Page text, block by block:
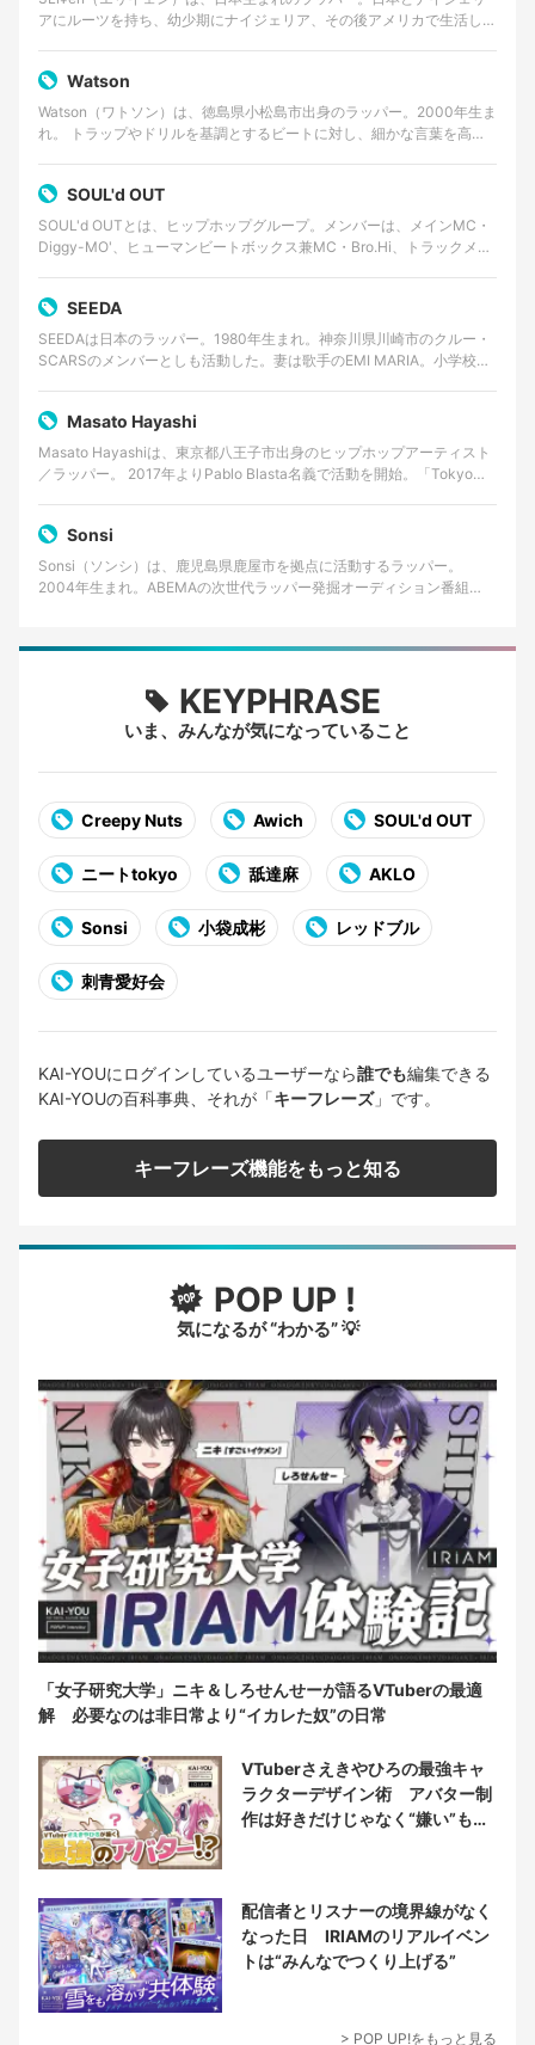
アにルーツを持ち、幼少期にナイジェリア、その後アメリカで生活した
Watson
Watson（ワトソン）は、徳島県小松島市出身のラッパー。2000年生ま
れ。 トラップやドリルを基調とするビートに対し、細かな言葉を高速
SOUL'd OUT
SOUL'd OUTとは、ヒップホップグループ。メンバーは、メインMC・
Diggy-MO'、ヒューマンビートボックス兼MC・Bro.Hi、トラックメイ
SEEDA
SEEDAは日本のラッパー。1980年生まれ。神奈川県川崎市のクルー・
SCARSのメンバーとしも活動した。妻は歌手のEMI MARIA。小学校一
Masato Hayashi
Masato Hayashiは、東京都八王子市出身のヒップホップアーティスト
／ラッパー。 2017年よりPablo Blasta名義で活動を開始。「Tokyo
Sonsi
Sonsi（ソンシ）は、鹿児島県鹿屋市を拠点に活動するラッパー。
2004年生まれ。ABEMAの次世代ラッパー発掘オーディション番組
KEYPHRASE
いま、みんなが気になっていること
Creepy Nuts Awich SOUL'd OUT
ニートtokyo 舐達麻 AKLO
Sonsi 小袋成彬 レッドブル
刺青愛好会
KAI-YOUにログインしているユーザーなら誰でも編集できる
KAI-YOUの百科事典、それが「キーフレーズ」です。
キーフレーズ機能をもっと知る
POP UP !
気になるが “わかる” 💡
「女子研究大学」ニキ＆しろせんせーが語るVTuberの最適
解 必要なのは非日常より“イカレた奴”の日常
VTuberさえきやひろの最強キャ
ラクターデザイン術 アバター制
作は好きだけじゃなく“嫌い”もブ
配信者とリスナーの境界線がなく
なった日 IRIAMのリアルイベン
トは“みんなでつくり上げる”
> POP UP!をもっと見る